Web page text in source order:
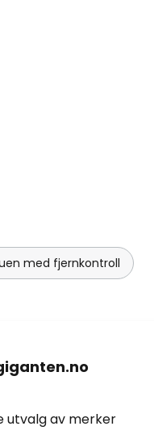
med fjernkontroll
utvalg av merker